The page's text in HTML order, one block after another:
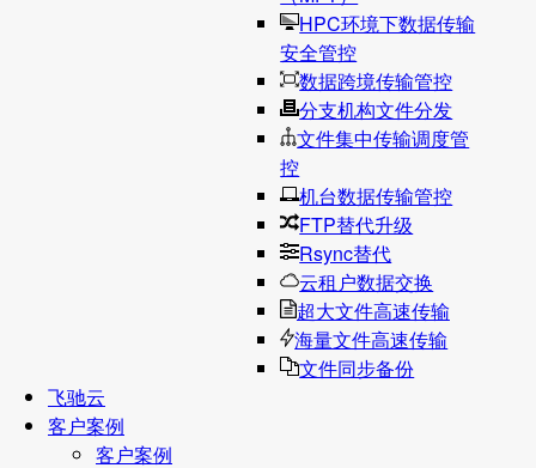
HPC环境下数据传输
安全管控
数据跨境传输管控
分支机构文件分发
文件集中传输调度管
控
机台数据传输管控
FTP替代升级
Rsync替代
云租户数据交换
超大文件高速传输
海量文件高速传输
文件同步备份
飞驰云
客户案例
客户案例